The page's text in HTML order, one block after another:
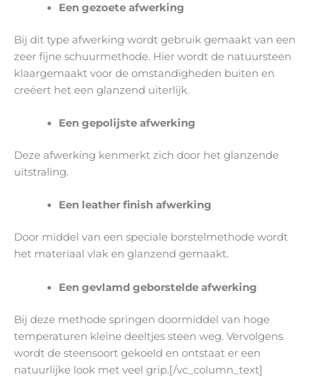
Een gezoete afwerking
Bij dit type afwerking wordt gebruik gemaakt van een
zeer fijne schuurmethode. Hier wordt de natuursteen
klaargemaakt voor de omstandigheden buiten en
creëert het een glanzend uiterlijk.
Een gepolijste afwerking
Deze afwerking kenmerkt zich door het glanzende
uitstraling.
Een leather finish afwerking
Door middel van een speciale borstelmethode wordt
het materiaal vlak en glanzend gemaakt.
Een gevlamd geborstelde afwerking
Bij deze methode springen doormiddel van hoge
temperaturen kleine deeltjes steen weg. Vervolgens
wordt de steensoort gekoeld en ontstaat er een
natuurlijke look met veel grip.[/vc_column_text]